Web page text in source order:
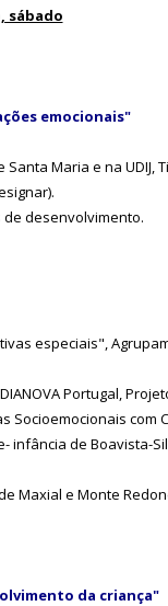
sábado
emocionais"
Maria e na UDIJ,
desenvolvimento.
especiais",
Portugal,
Socioemocionais com
infância de Boavista-
Maxial e Monte
da criança"